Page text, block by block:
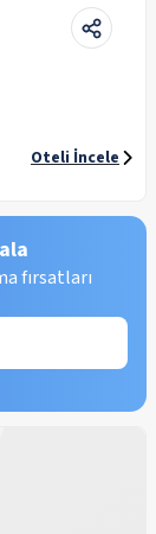
Oteli İncele
fırsatları